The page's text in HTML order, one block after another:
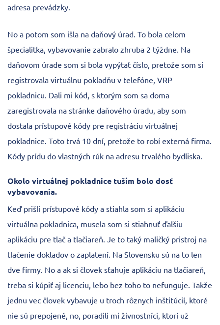
adresa prevádzky.
No a potom som išla na daňový úrad. To bola celom
špecialitka, vybavovanie zabralo zhruba 2 týždne. Na
daňovom úrade som si bola vypýtať číslo, pretože som si
registrovala virtuálnu pokladňu v telefóne, VRP
pokladnicu. Dali mi kód, s ktorým som sa doma
zaregistrovala na stránke daňového úradu, aby som
dostala prístupové kódy pre registráciu virtuálnej
pokladnice. Toto trvá 10 dní, pretože to robí externá firma.
Kódy prídu do vlastných rúk na adresu trvalého bydliska.
Okolo virtuálnej pokladnice tuším bolo dosť
vybavovania.
Keď prišli prístupové kódy a stiahla som si aplikáciu
virtuálna pokladnica, musela som si stiahnuť ďalšiu
aplikáciu pre tlač a tlačiareň. Je to taký maličký pristroj na
tlačenie dokladov o zaplatení. Na Slovensku sú na to len
dve firmy. No a ak si človek sťahuje aplikáciu na tlačiareň,
treba si kúpiť aj licenciu, lebo bez toho to nefunguje. Takže
jednu vec človek vybavuje u troch rôznych inštitúcií, ktoré
nie sú prepojené, no, poradili mi živnostníci, ktorí už